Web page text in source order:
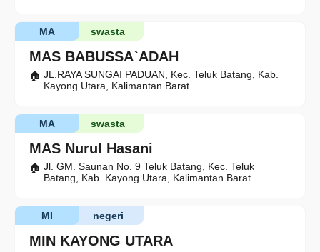
MAS BABUSSA`ADAH
swasta
MA
JL.RAYA SUNGAI PADUAN, Kec. Teluk Batang, Kab.
Kayong Utara, Kalimantan Barat
MAS Nurul Hasani
swasta
MA
Jl. GM. Saunan No. 9 Teluk Batang, Kec. Teluk
Batang, Kab. Kayong Utara, Kalimantan Barat
MIN KAYONG UTARA
negeri
MI